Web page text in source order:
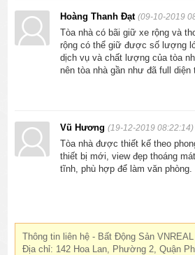
Hoàng Thanh Đạt(09-10-2019
Tòa nhà có bãi giữ xe rộng và
rộng có thể giữ được số lượng
dịch vụ và chất lượng của tòa
nên tòa nhà gần như đã full diện
Vũ Hương(19-12-2019 08:22:14)
Tòa nhà được thiết kế theo
thiết bị mới, view đẹp thoáng
tĩnh, phù hợp để làm văn phòng.
Thông tin liên hệ - Bất Động Sản VNREAL
Địa chỉ: 142 Hoa Lan, Phường 2, Quận